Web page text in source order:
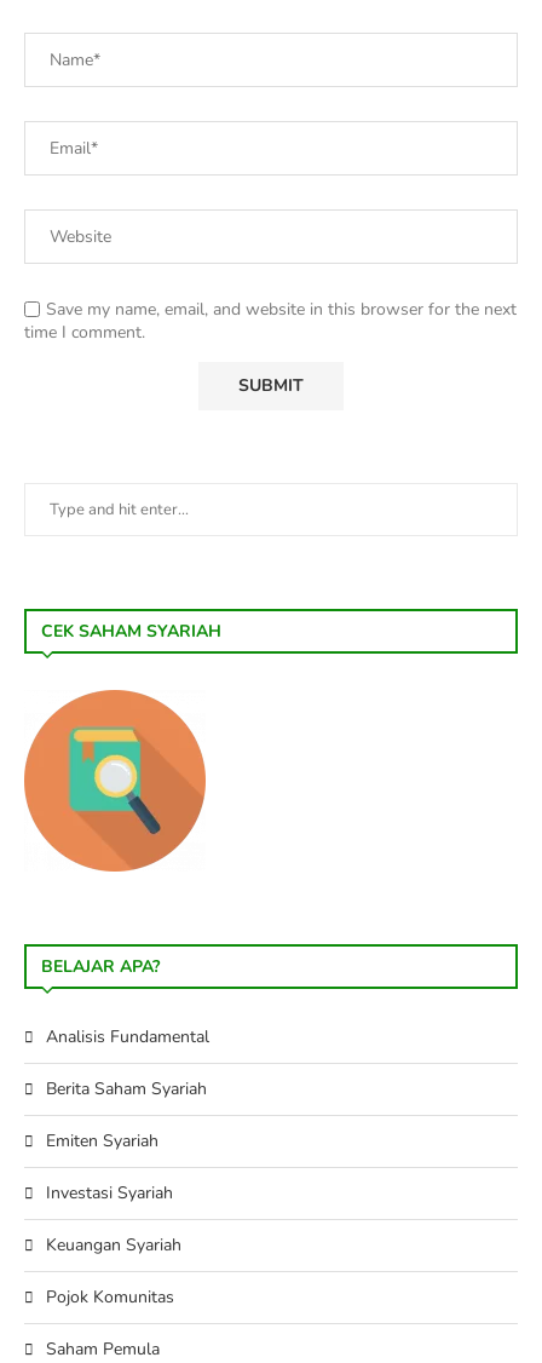
Save my name, email, and website in this browser for the next
time I comment.
CEK SAHAM SYARIAH
BELAJAR APA?
Analisis Fundamental
Berita Saham Syariah
Emiten Syariah
Investasi Syariah
Keuangan Syariah
Pojok Komunitas
Saham Pemula